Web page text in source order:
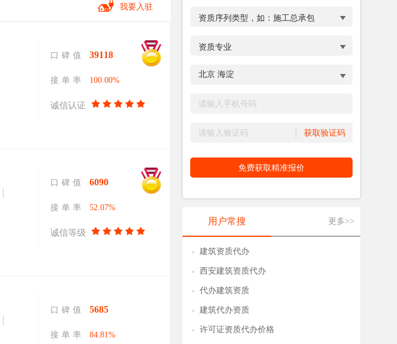
我要入驻
口碑值 39118
接单率 100.00%
诚信认证
口碑值 6090
接单率 52.07%
诚信等级
口碑值 5685
接单率 84.81%
用户常搜 更多>>
● 建筑资质代办
● 西安建筑资质代办
● 代办建筑资质
● 建筑代办资质
● 许可证资质代办价格